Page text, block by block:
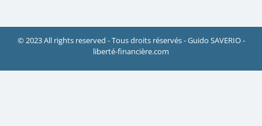
© 2023 All rights reserved - Tous droits réservés - Guido SAVERIO -
liberté-financière.com